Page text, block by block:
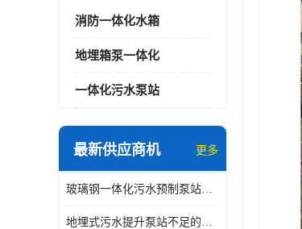
消防一体化水箱
地埋箱泵一体化
一体化污水泵站
最新供应商机 更多
玻璃钢一体化污水预制泵站与自耦底座怎么连接
地埋式污水提升泵站不足的原因